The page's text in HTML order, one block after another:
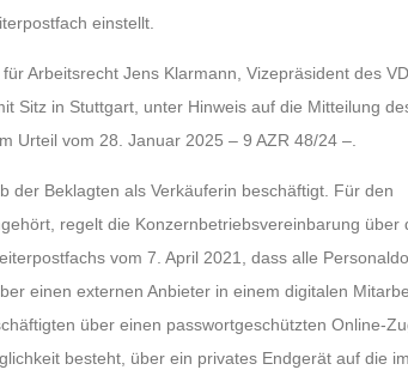
einstellt.
Arbeitsrecht Jens Klarmann, Vizepräsident des
Sitz in Stuttgart, unter Hinweis auf die Mitteilung
Urteil vom 28. Januar 2025 – 9 AZR 48/24 –.
der Beklagten als Verkäuferin beschäftigt. Für den
regelt die Konzernbetriebsvereinbarung über
vom 7. April 2021, dass alle
einen externen Anbieter in einem digitalen
über einen passwortgeschützten Online-
besteht, über ein privates Endgerät auf die